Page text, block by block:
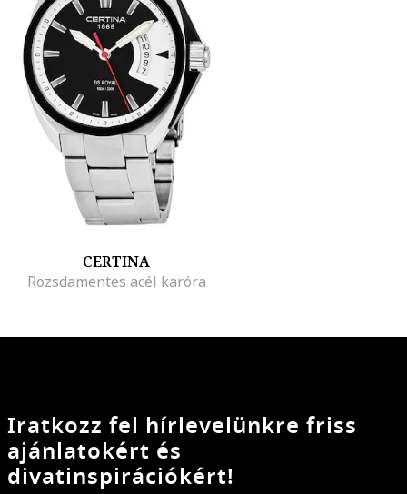
CERTINA
Rozsdamentes acél karóra
Iratkozz fel hírlevelünkre friss
ajánlatokért és
divatinspirációkért!